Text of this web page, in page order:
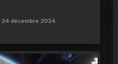
24 décembre 2024